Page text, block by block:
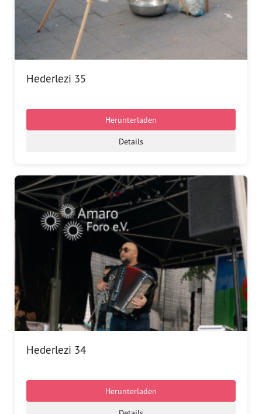
Hederlezi 35
Herunterladen
Details
Hederlezi 34
Herunterladen